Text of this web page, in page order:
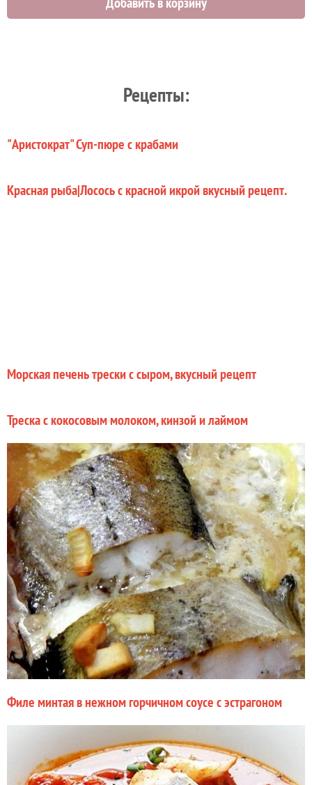
2962 руб.
Рецепты:
"Аристократ" Суп-пюре с крабами
Красная рыба|Лосось с красной икрой вкусный рецепт.
Морская печень трески с сыром, вкусный рецепт
Треска с кокосовым молоком, кинзой и лаймом
Филе минтая в нежном горчичном соусе с эстрагоном